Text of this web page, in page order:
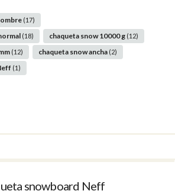
(17)
(18) chaqueta snow 10000 g (12)
(12) chaqueta snow ancha (2)
(1)
snowboard Neff